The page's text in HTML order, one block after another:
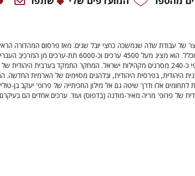
של עבודת שדה שנמשכה כחצי יובל שנים. מאז פרסום המהדורה
תוקן, הורחב ושוכלל. הוא מציג מעל 4500 ערכים וכ-6000 תת-
רובם נרשמו מפי כ-240 מסרנים מקהילות ישראל. המחקר התמקד בערבית
היהודית, בפרסית היהודית, ובלהגים מסוימים של הארמית החדשה.
לתחומים אלו ודרך שיטה גם אל מילון החכיתייה של פרופ' יעקב בן-
של פרופ' מריה מאיר-מודנה (בדפוס) ועוד. ערכים אחדים הם בעיקרם